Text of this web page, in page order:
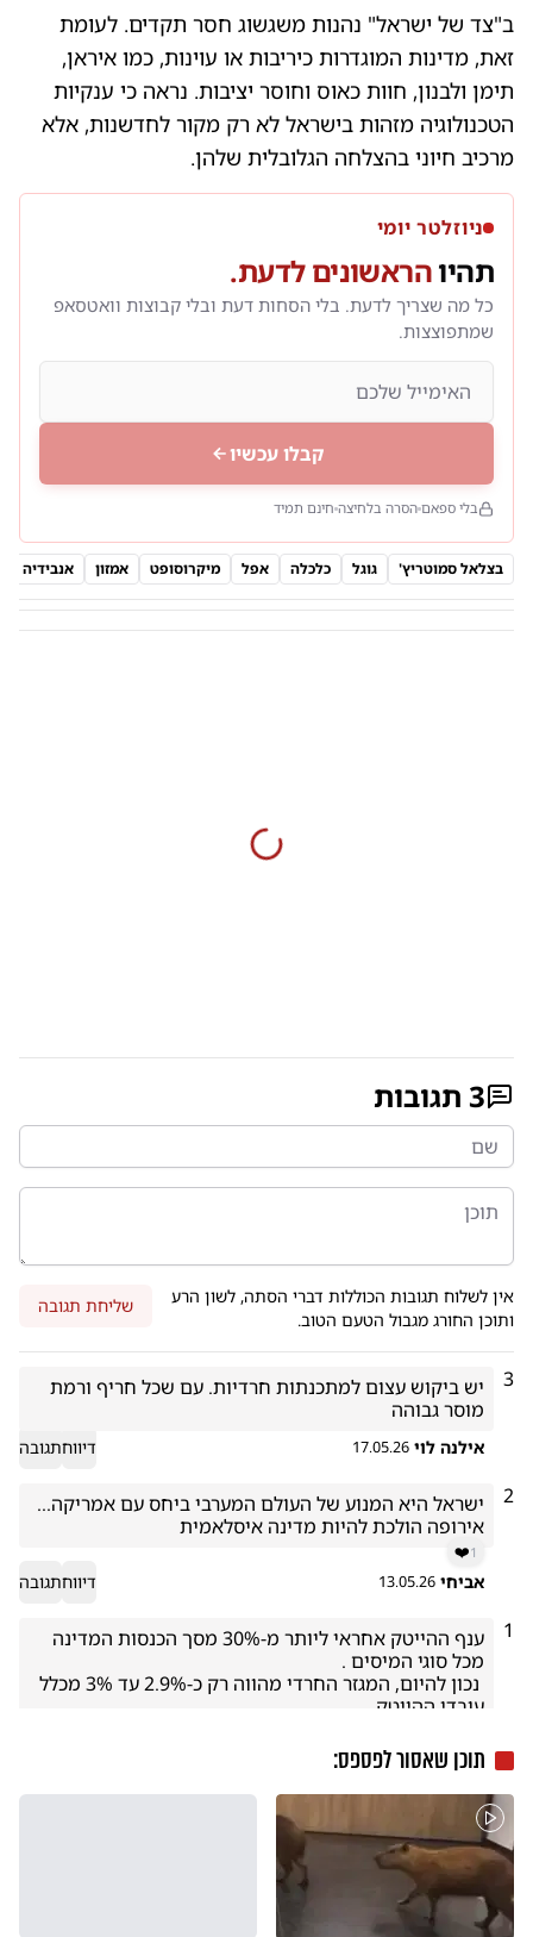
ב"צד של ישראל" נהנות משגשוג חסר תקדים. לעומת
זאת, מדינות המוגדרות כיריבות או עוינות, כמו איראן,
תימן ולבנון, חוות כאוס וחוסר יציבות. נראה כי ענקיות
הטכנולוגיה מזהות בישראל לא רק מקור לחדשנות, אלא
מרכיב חיוני בהצלחה הגלובלית שלהן.
ניוזלטר יומי
תהיוהראשונים לדעת.
כל מה שצריך לדעת. בלי הסחות דעת ובלי קבוצות וואטסאפ
שמתפוצצות.
קבלו עכשיו
בלי ספאם הסרה בלחיצה חינם תמיד
בצלאל סמוטריץ' גוגל כלכלה אפל מיקרוסופט אמזון אנבידיה
3 תגובות
אין לשלוח תגובות הכוללות דברי הסתה, לשון הרע
ותוכן החורג מגבול הטעם הטוב.
שליחת תגובה
3
מוסר גבוהה
אילנה לוי 17.05.26 דיווחתגובה
2
אירופה הולכת להיות מדינה איסלאמית
❤️1
אביחי 13.05.26 דיווחתגובה
1
עובדי ההייטק.
תוכן שאסור לפספס: